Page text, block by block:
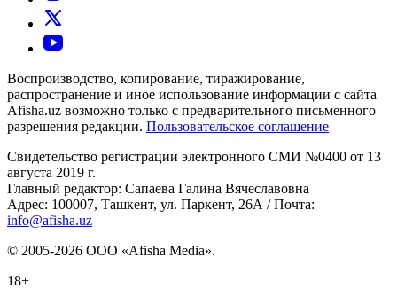
Воспроизводство, копирование, тиражирование,
распространение и иное использование информации с сайта
Afisha.uz возможно только с предварительного письменного
разрешения редакции. Пользовательское соглашение
Свидетельство регистрации электронного СМИ №0400 от 13
августа 2019 г.
Главный редактор: Сапаева Галина Вячеславовна
Адрес: 100007, Ташкент, ул. Паркент, 26А / Почта:
info@afisha.uz
© 2005-2026 ООО «Afisha Media».
18+